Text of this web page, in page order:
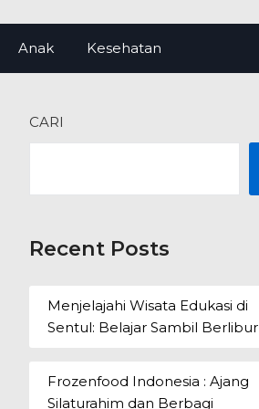
Anak Kesehatan
CARI
Recent Posts
Menjelajahi Wisata Edukasi di
Sentul: Belajar Sambil Berlibur
Frozenfood Indonesia : Ajang
Silaturahim dan Berbagi